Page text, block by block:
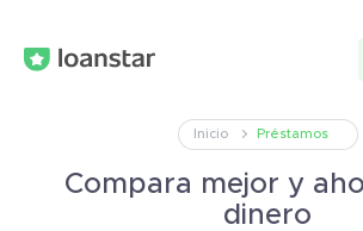
Inicio Préstamos
Compara mejor y
dinero